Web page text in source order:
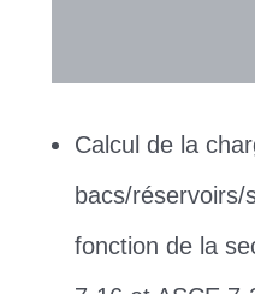
Calcul de la
bacs/réservoirs/
fonction de la